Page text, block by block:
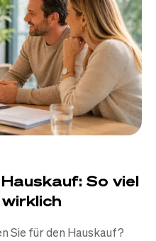
So viel
Sie für den Hauskauf?